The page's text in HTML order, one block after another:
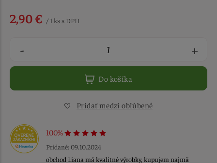
2,90 € / 1 ks s DPH
- +
Do košíka
Pridať medzi obľúbené
100%
Pridané: 09.10.2024
obchod Liana má kvalitné výrobky, kupujem najmä